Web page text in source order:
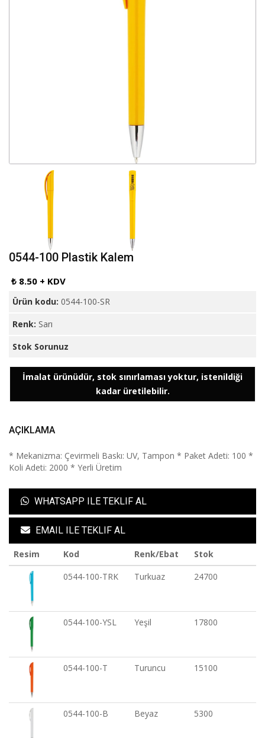
0544-100 Plastik Kalem
₺ 8.50 + KDV
Ürün kodu: 0544-100-SR
Renk: Sarı
Stok Sorunuz
İmalat ürünüdür, stok sınırlaması yoktur, istenildiği
kadar üretilebilir.
AÇIKLAMA
* Mekanizma: Çevirmeli Baskı: UV, Tampon * Paket Adeti: 100 *
Koli Adeti: 2000 * Yerli Üretim
WHATSAPP ILE TEKLIF AL
EMAIL ILE TEKLIF AL
Resim Kod Renk/Ebat
Stok
0544-100-TRK
Turkuaz 24700
0544-100-YSL Yeşil 17800
0544-100-T Turuncu 15100
0544-100-B Beyaz 5300